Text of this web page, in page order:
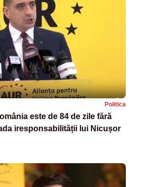
Politica
este de 84 de zile fără
iresponsabilității lui Nicușor